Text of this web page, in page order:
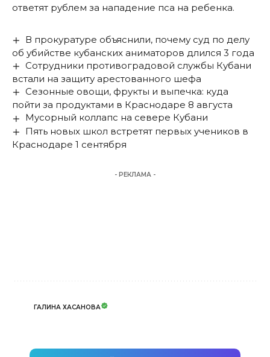
ответят рублем за нападение пса на ребенка.
В прокуратуре объяснили, почему суд по делу
об убийстве кубанских аниматоров длился 3 года
Сотрудники противоградовой службы Кубани
встали на защиту арестованного шефа
Сезонные овощи, фрукты и выпечка: куда
пойти за продуктами в Краснодаре 8 августа
Мусорный коллапс на севере Кубани
Пять новых школ встретят первых учеников в
Краснодаре 1 сентября
- РЕКЛАМА -
ГАЛИНА ХАСАНОВА